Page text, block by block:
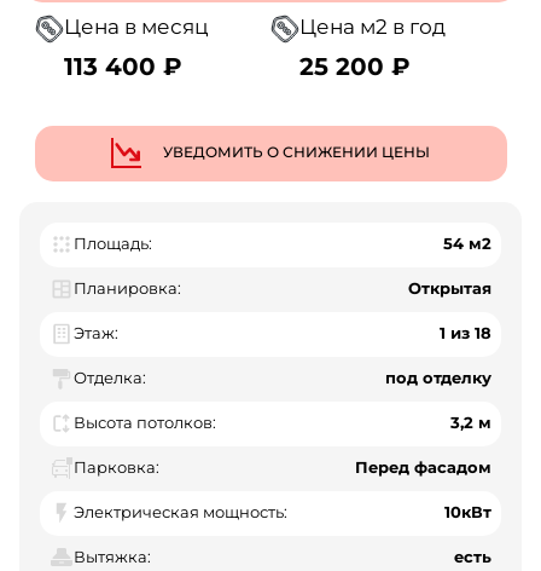
Цена в месяц
113 400 ₽
Цена м2 в год
25 200 ₽
УВЕДОМИТЬ О СНИЖЕНИИ ЦЕНЫ
Площадь: 54 м2
Планировка: Открытая
Этаж: 1 из 18
Отделка: под отделку
Высота потолков: 3,2 м
Парковка: Перед фасадом
Электрическая мощность: 10кВт
Вытяжка: есть